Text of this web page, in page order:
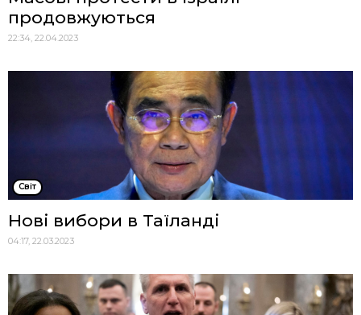
продовжуються
22:34, 22.04.2023
Cвіт
Нові вибори в Таїланді
04:17, 22.03.2023